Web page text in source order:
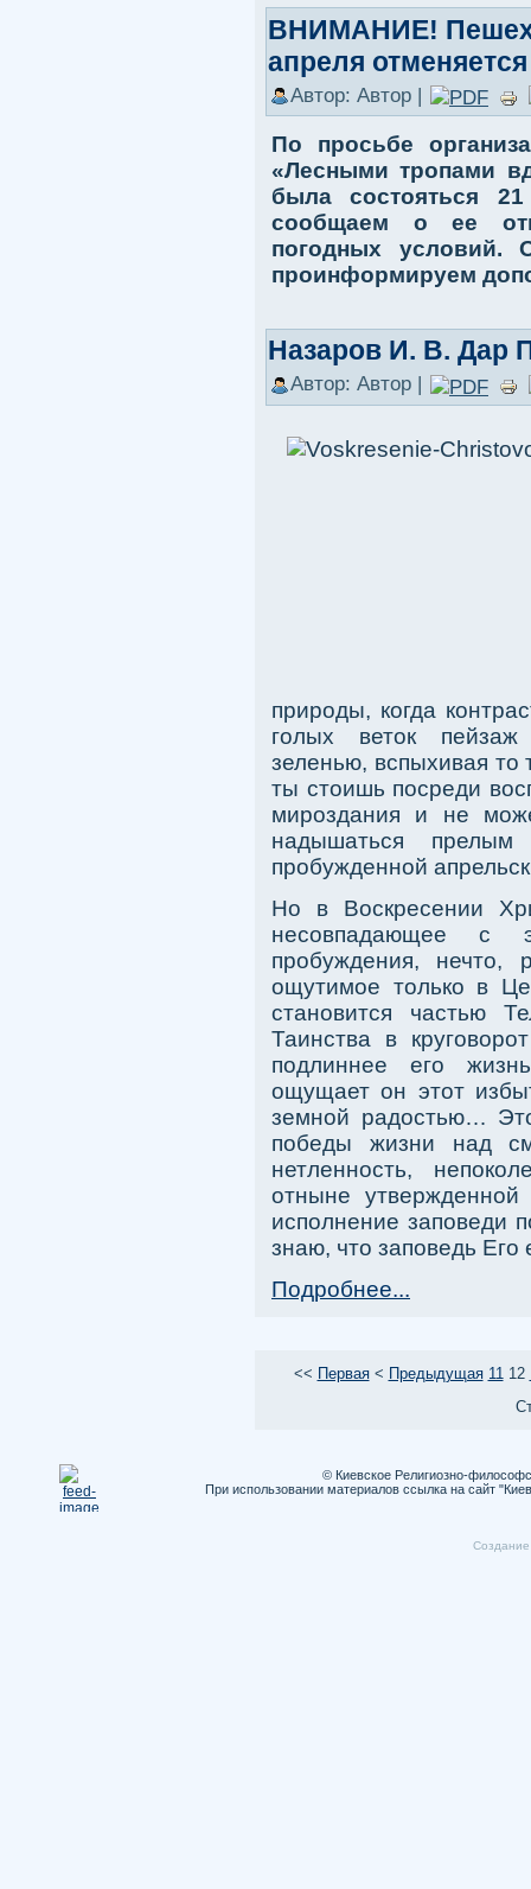
ВНИМАНИЕ!
апреля отменяется
Автор: Автор |
По просьбе
«Лесными тропами
была состояться
сообщаем о ее
погодных условий.
проинформируем
Назаров И. В. Дар
Автор: Автор |
природы, когда
голых веток пейзаж
зеленью, вспыхивая то
ты стоишь посреди
мироздания и не
надышаться
пробужденной
Но в Воскресении
несовпадающее с
пробуждения, нечто,
ощутимое только в
становится частью
Таинства в
подлиннее его
ощущает он этот
земной радостью…
победы жизни над
нетленность,
отныне
исполнение заповеди
знаю, что заповедь Его
Подробнее...
<< Первая< Предыдущая 11 12
© Киевское Религиозно-
При использовании материалов ссылка на сайт